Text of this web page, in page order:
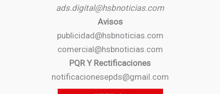
ads.digital@hsbnoticias.com
Avisos
publicidad@hsbnoticias.com
comercial@hsbnoticias.com
PQR Y Rectificaciones
notificacionesepds@gmail.com